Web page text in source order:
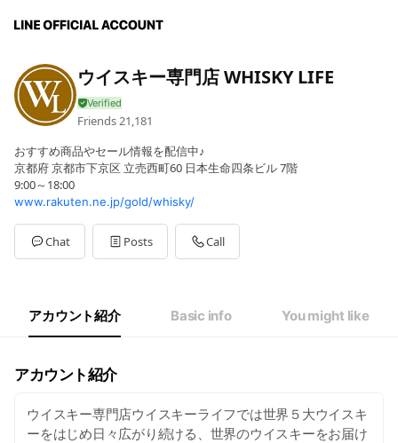
ウイスキー専門店 WHISKY LIFE
Friends 21,181
おすすめ商品やセール情報を配信中♪
京都府 京都市下京区 立売西町60 日本生命四条ビル 7階
9:00～18:00
www.rakuten.ne.jp/gold/whisky/
Chat Posts Call
アカウント紹介 Basic info You might like
アカウント紹介
ウイスキー専門店ウイスキーライフでは世界５大ウイスキ
ーをはじめ日々広がり続ける、世界のウイスキーをお届け